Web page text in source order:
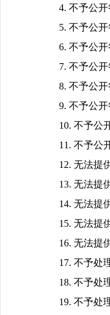
4. 不予公
5. 不予公
6. 不予公
7. 不予公
8. 不予公
9. 不予公
10. 不予公
11. 不予公
12. 无法提
13. 无法提
14. 无法提
15. 无法提
16. 无法提
17. 不予处
18. 不予处
19. 不予处